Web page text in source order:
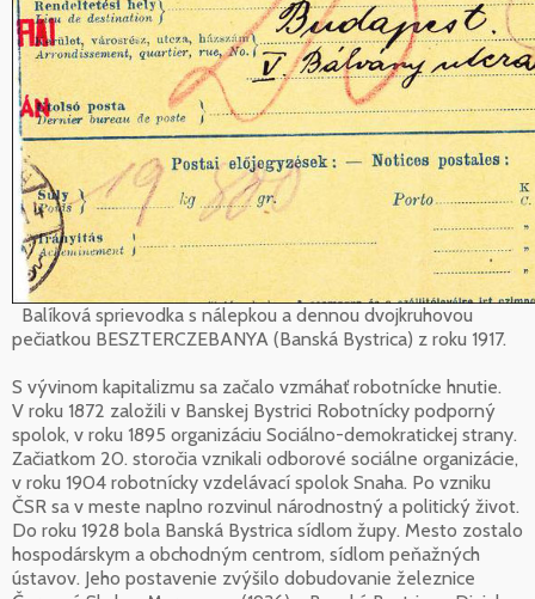
Balíková sprievodka s nálepkou a dennou dvojkruhovou
pečiatkou BESZTERCZEBANYA (Banská Bystrica) z roku 1917.
S vývinom kapitalizmu sa začalo vzmáhať robotnícke hnutie.
V roku 1872 založili v Banskej Bystrici Robotnícky podporný
spolok, v roku 1895 organizáciu Sociálno-demokratickej strany.
Začiatkom 20. storočia vznikali odborové sociálne organizácie,
v roku 1904 robotnícky vzdelávací spolok Snaha. Po vzniku
ČSR sa v meste naplno rozvinul národnostný a politický život.
Do roku 1928 bola Banská Bystrica sídlom župy. Mesto zostalo
hospodárskym a obchodným centrom, sídlom peňažných
ústavov. Jeho postavenie zvýšilo dobudovanie železnice